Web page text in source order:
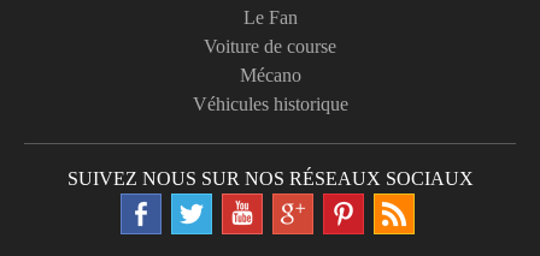
Le Fan
Voiture de course
Mécano
Véhicules historique
SUIVEZ NOUS SUR NOS RÉSEAUX SOCIAUX